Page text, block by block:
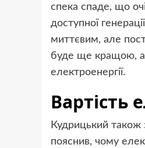
спека спаде, що
доступної
миттєвим, але
буде ще кращою, а
електроенергії.
Вартість
Кудрицький також
пояснив, чому